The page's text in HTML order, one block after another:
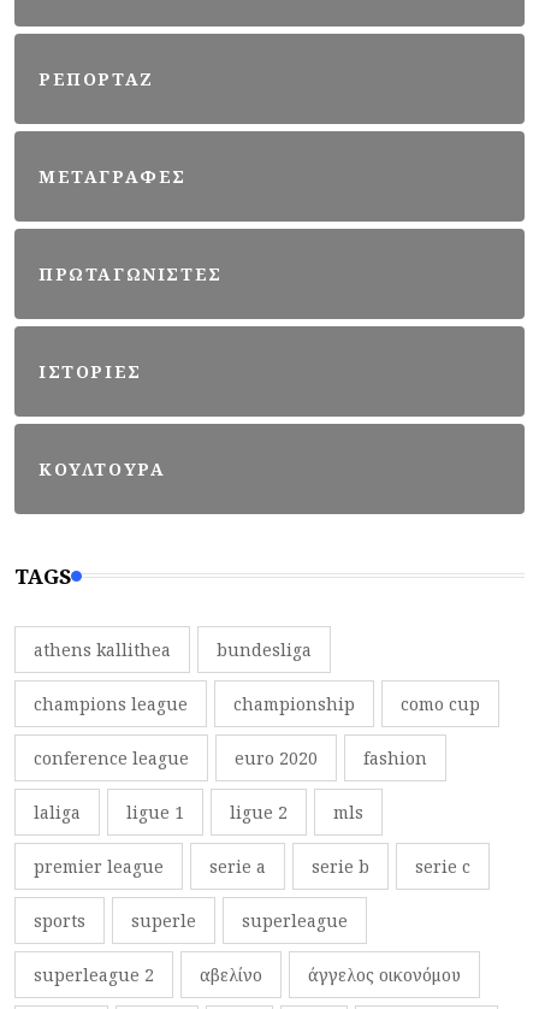
ΡΕΠΟΡΤΑΖ
ΜΕΤΑΓΡΑΦΕΣ
ΠΡΩΤΑΓΩΝΙΣΤΕΣ
ΙΣΤΟΡΙΕΣ
ΚΟΥΛΤΟΥΡΑ
TAGS
athens kallithea bundesliga
champions league championship como cup
conference league euro 2020 fashion
laliga ligue 1 ligue 2 mls
premier league serie a serie b serie c
sports superle superleague
superleague 2 αβελίνο άγγελος οικονόμου